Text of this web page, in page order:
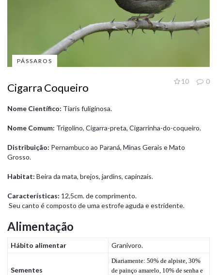
PÁSSAROS
0
10
Cigarra Coqueiro
Nome Científico: Tiaris fuliginosa.
Nome Comum: Trigolino, Cigarra-preta, Cigarrinha-do-coqueiro.
Distribuição: Pernambuco ao Paraná, Minas Gerais e Mato
Grosso.
Habitat: Beira da mata, brejos, jardins, capinzais.
Características: 12,5cm. de comprimento.
Seu canto é composto de uma estrofe aguda e estridente.
Alimentação
Hábito alimentar Granívoro.
Sementes
Diariamente: 50% de alpiste, 30%
de painço amarelo, 10% de senha e